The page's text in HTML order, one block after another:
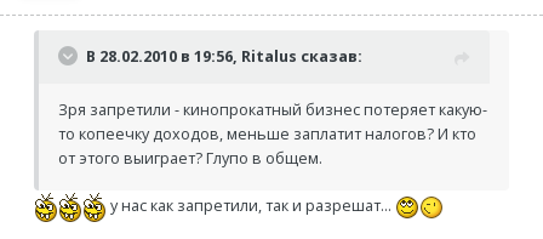
В 28.02.2010 в 19:56, Ritalus сказав:
Зря запретили - кинопрокатный бизнес потеряет какую-
то копеечку доходов, меньше заплатит налогов? И кто
от этого выиграет? Глупо в общем.
у нас как запретили, так и разрешат...